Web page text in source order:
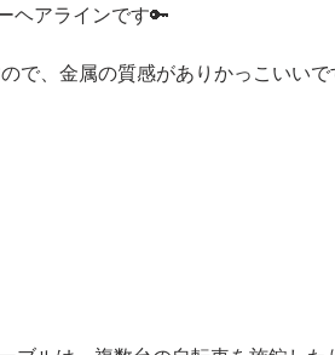
ヘアラインです🔑
で、金属の質感がありかっこいいで